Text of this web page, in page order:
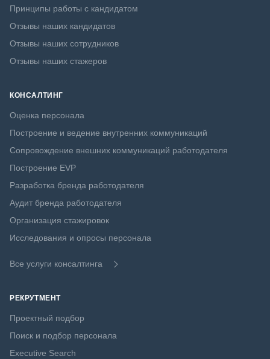
Принципы работы с кандидатом
Отзывы наших кандидатов
Отзывы наших сотрудников
Отзывы наших стажеров
КОНСАЛТИНГ
Оценка персонала
Построение и ведение внутренних коммуникаций
Сопровождение внешних коммуникаций работодателя
Построение EVP
Разработка бренда работодателя
Аудит бренда работодателя
Организация стажировок
Исследования и опросы персонала
Все услуги консалтинга
РЕКРУТМЕНТ
Проектный подбор
Поиск и подбор персонала
Executive Search